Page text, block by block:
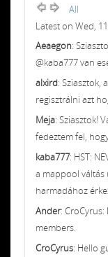
All
Latest on Wed,
Aeaegon:
@kaba777 van
alxird: Sziasztok,
regisztrálni azt
Meja: Sziasztok!
fedeztem fel,
kaba777: HST:
a mappool
harmadához
Ander:
members.
CroCyrus: Hello